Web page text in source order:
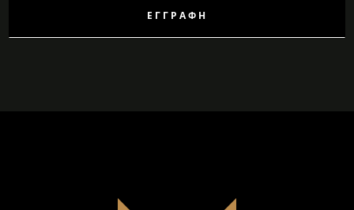
ΕΓΓΡΑΦΉ